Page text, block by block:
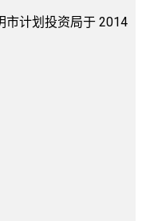
市计划投资局于 2014